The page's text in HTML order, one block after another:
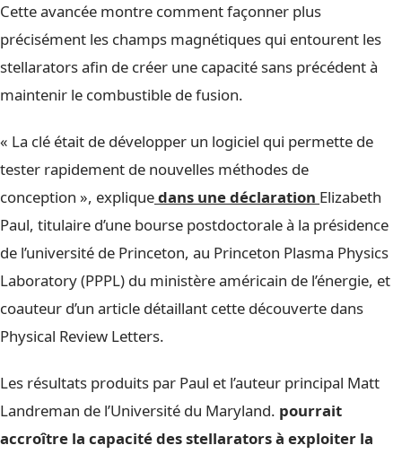
Cette avancée montre comment façonner plus
précisément les champs magnétiques qui entourent les
stellarators afin de créer une capacité sans précédent à
maintenir le combustible de fusion.
« La clé était de développer un logiciel qui permette de
tester rapidement de nouvelles méthodes de
conception », expliquedans une déclaration Elizabeth
Paul, titulaire d’une bourse postdoctorale à la présidence
de l’université de Princeton, au Princeton Plasma Physics
Laboratory (PPPL) du ministère américain de l’énergie, et
coauteur d’un article détaillant cette découverte dans
Physical Review Letters.
Les résultats produits par Paul et l’auteur principal Matt
Landreman de l’Université du Maryland. pourrait
accroître la capacité des stellarators à exploiter la